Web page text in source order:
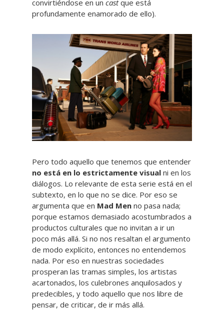
convirtiéndose en un castque está
profundamente enamorado de ello).
Pero todo aquello que tenemos que entender
no está en lo estrictamente visual ni en los
diálogos. Lo relevante de esta serie está en el
subtexto, en lo que no se dice. Por eso se
argumenta que en Mad Men no pasa nada;
porque estamos demasiado acostumbrados a
productos culturales que no invitan a ir un
poco más allá. Si no nos resaltan el argumento
de modo explícito, entonces no entendemos
nada. Por eso en nuestras sociedades
prosperan las tramas simples, los artistas
acartonados, los culebrones anquilosados y
predecibles, y todo aquello que nos libre de
pensar, de criticar, de ir más allá.